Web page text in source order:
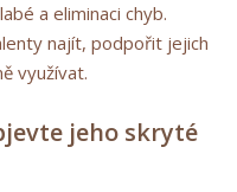
a eliminaci chyb.
najít, podpořit jejich
využívat.
jeho skryté